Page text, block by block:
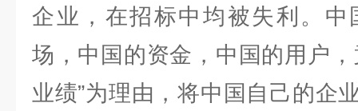
企业，在招标中均被失利。
场，中国的资金，中国的用户
业绩”为理由，将中国自己的企